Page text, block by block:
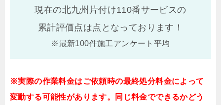
現在の北九州片付け110番サービスの
累計評価点は点となっております！
※最新100件施工アンケート平均
※実際の作業料金はご依頼時の最終処分料金によって
変動する可能性があります。同じ料金でできるかどう